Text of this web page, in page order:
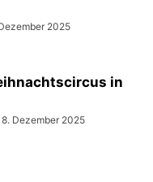
2025
in
8. Dezember 2025